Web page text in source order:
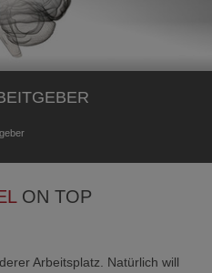
ON TOP
Arbeitsplatz. Natürlich will